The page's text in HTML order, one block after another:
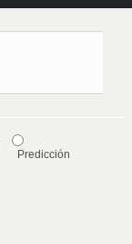
Predicción